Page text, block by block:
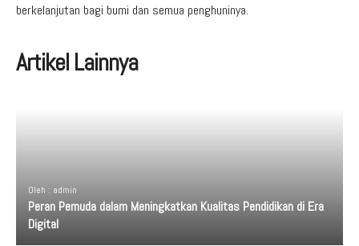
berkelanjutan bagi bumi dan semua penghuninya.
Artikel Lainnya
Oleh : admin
Peran Pemuda dalam Meningkatkan Kualitas Pendidikan di Era
Digital